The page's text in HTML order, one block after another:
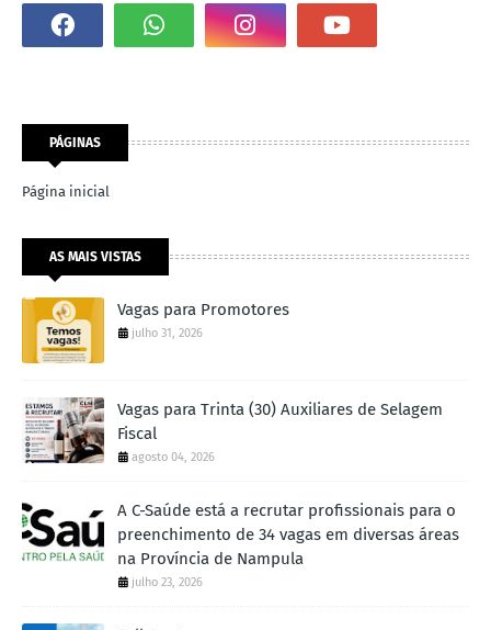
PÁGINAS
Página inicial
AS MAIS VISTAS
Vagas para Promotores
julho 31, 2026
Vagas para Trinta (30) Auxiliares de Selagem
Fiscal
agosto 04, 2026
A C-Saúde está a recrutar profissionais para o
preenchimento de 34 vagas em diversas áreas
na Província de Nampula
julho 23, 2026